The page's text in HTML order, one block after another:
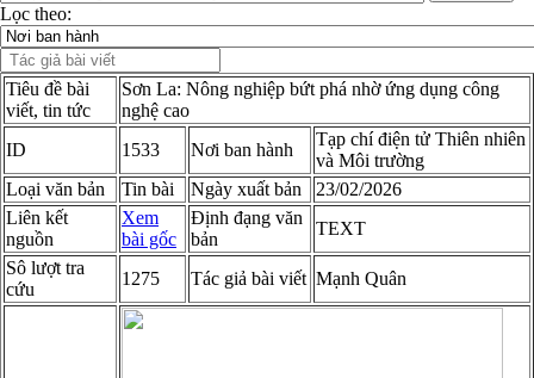
Lọc theo:
Tiêu đề bài
viết, tin tức
Sơn La: Nông nghiệp bứt phá nhờ ứng dụng công
nghệ cao
ID
1533 Nơi ban hành
Tạp chí điện tử Thiên nhiên
và Môi trường
Loại văn bản
Tin bài Ngày xuất bản
23/02/2026
Liên kết
nguồn
Xem
bài gốc
Định đạng văn
bản
TEXT
Sô lượt tra
cứu
1275 Tác giả bài viết Mạnh Quân